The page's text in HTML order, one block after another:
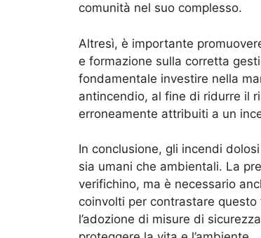
comunità nel suo complesso.
Altresì, è importante
e formazione sulla corretta
fondamentale investire nella
antincendio, al fine di ridurre il
erroneamente attribuiti a un
In conclusione, gli incendi
sia umani che ambientali. La
verifichino, ma è necessario
coinvolti per contrastare
l’adozione di misure di